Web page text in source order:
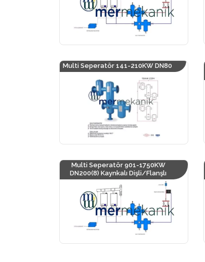
Multi Seperatör 141-210KW DN80
Multi Seperatör 901-1750KW
DN200(8) Kaynkalı Dişli/Flanşlı